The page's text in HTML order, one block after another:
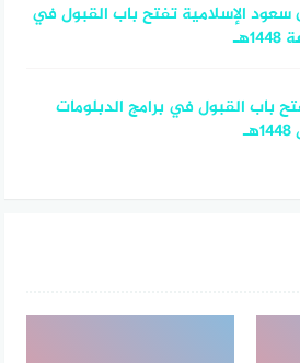
سعود الإسلامية تفتح باب القبول في
باب القبول في برامج الدبلومات